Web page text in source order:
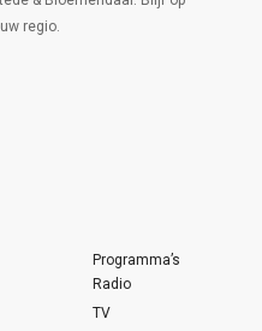
regio.
Programma’s
Radio
TV